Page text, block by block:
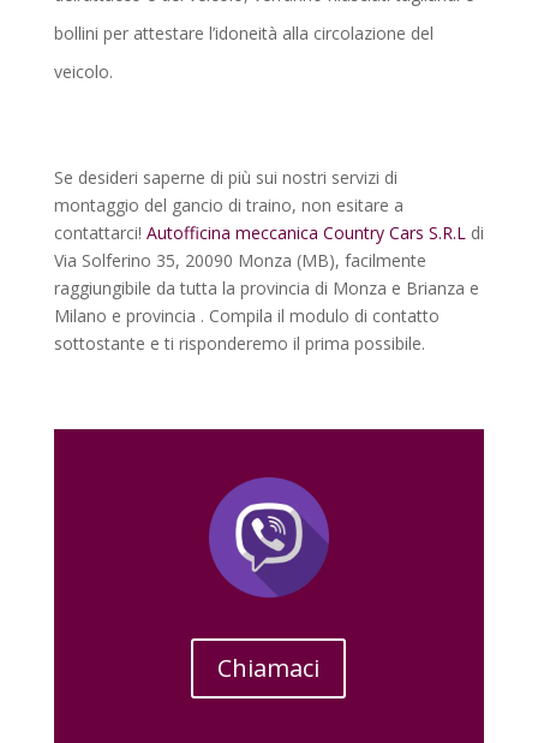
bollini per attestare l’idoneità alla circolazione del
veicolo.
Se desideri saperne di più sui nostri servizi di
montaggio del gancio di traino, non esitare a
contattarci! Autofficina meccanica Country Cars S.R.L di
Via Solferino 35, 20090 Monza (MB), facilmente
raggiungibile da tutta la provincia di Monza e Brianza e
Milano e provincia . Compila il modulo di contatto
sottostante e ti risponderemo il prima possibile.
Chiamaci